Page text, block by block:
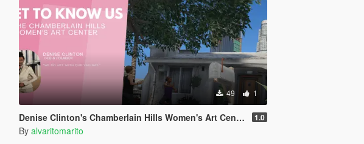
49 1
Denise Clinton's Chamberlain Hills Women's Art Center 1.0
By alvaritomarito